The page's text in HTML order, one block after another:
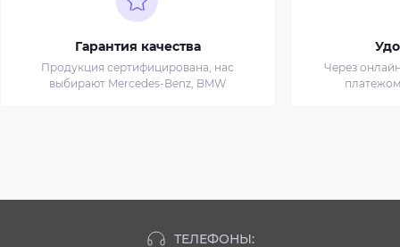
Гарантия качества
Продукция сертифицирована, нас
выбирают Mercedes-Benz, BMW
Через
ТЕЛЕФОНЫ: